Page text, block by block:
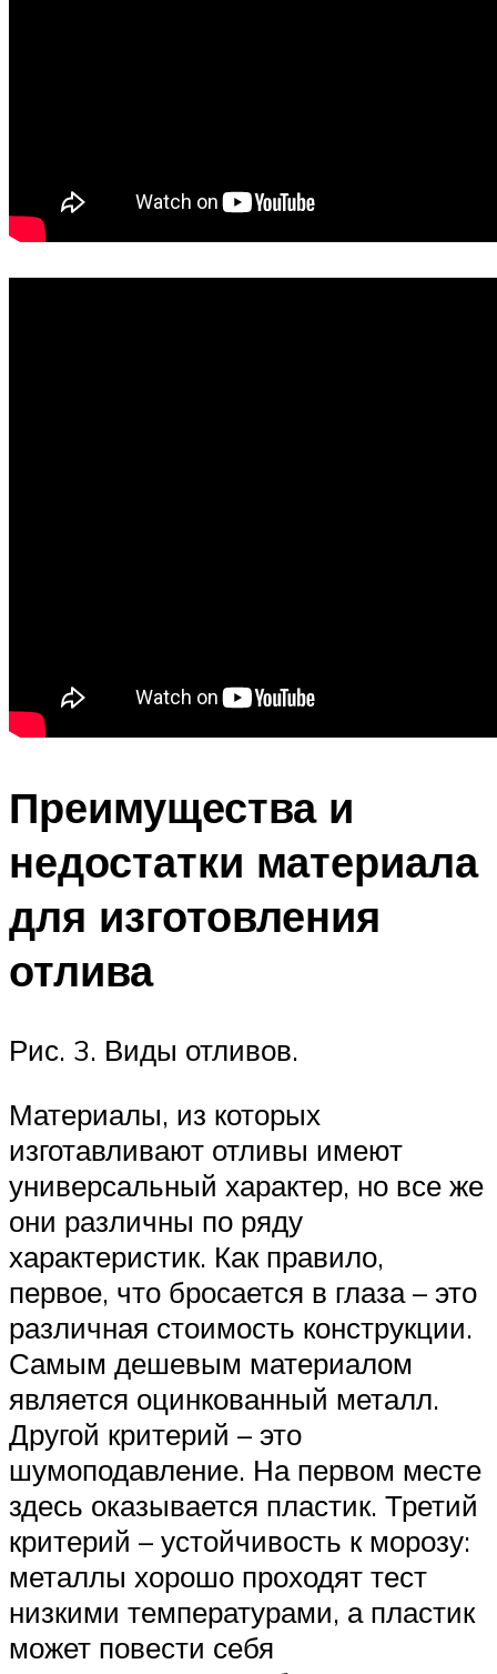
Преимущества и
недостатки материала
для изготовления
отлива
Рис. 3. Виды отливов.
Материалы, из которых
изготавливают отливы имеют
универсальный характер, но все же
они различны по ряду
характеристик. Как правило,
первое, что бросается в глаза – это
различная стоимость конструкции.
Самым дешевым материалом
является оцинкованный металл.
Другой критерий – это
шумоподавление. На первом месте
здесь оказывается пластик. Третий
критерий – устойчивость к морозу:
металлы хорошо проходят тест
низкими температурами, а пластик
может повести себя